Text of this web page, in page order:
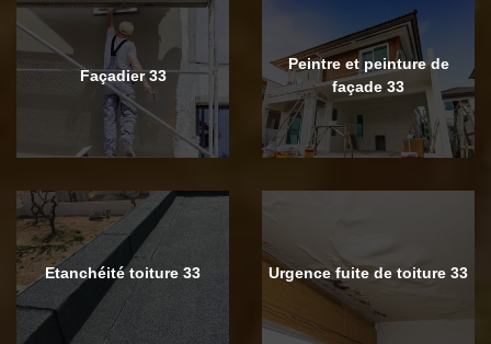
Façadier 33
Peintre et peinture de
façade 33
Etanchéité toiture 33 Urgence fuite de toiture 33